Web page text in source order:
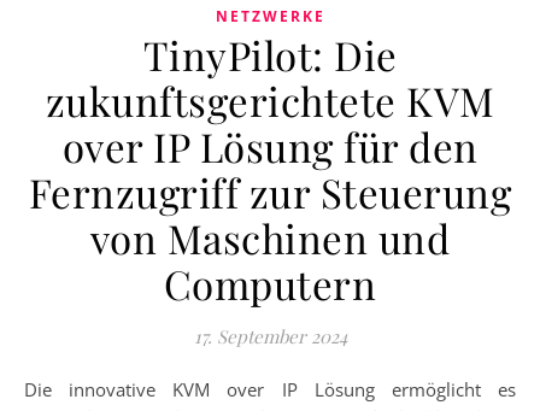
NETZWERKE
TinyPilot: Die
zukunftsgerichtete KVM
over IP Lösung für den
Fernzugriff zur Steuerung
von Maschinen und
Computern
17. September 2024
Die innovative KVM over IP Lösung ermöglicht es